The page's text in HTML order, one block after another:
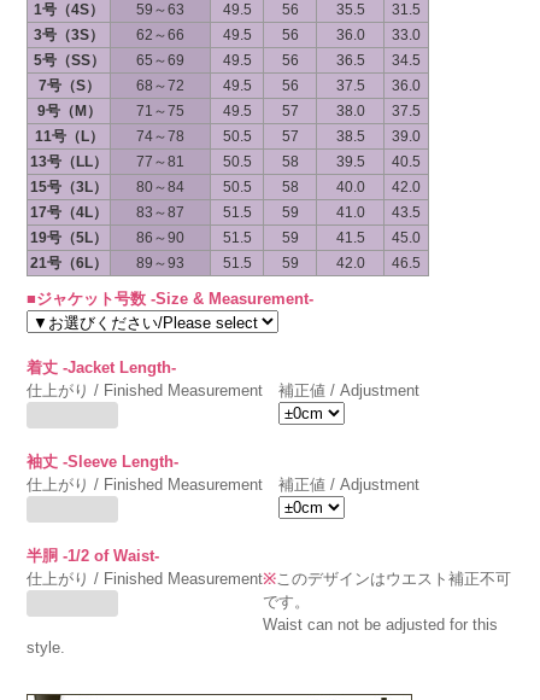
1号（4S） 59～63 49.5 56 35.5
31.5
3号（3S）
62～66 49.5 56 36.0
33.0
5号（SS）
65～69 49.5 56 36.5
34.5
7号（S）
68～72 49.5 56 37.5
36.0
9号（M）
71～75 49.5 57 38.0
37.5
11号（L）
74～78 50.5 57 38.5
39.0
13号（LL）
77～81 50.5 58 39.5
40.5
15号（3L）
80～84 50.5 58 40.0
42.0
17号（4L）
83～87 51.5 59 41.0
43.5
19号（5L）
86～90 51.5 59 41.5
45.0
21号（6L）
89～93 51.5 59 42.0 46.5
■ジャケット号数 -Size & Measurement-
着丈 -Jacket Length-
仕上がり / Finished Measurement
補正値 / Adjustment
袖丈 -Sleeve Length-
仕上がり / Finished Measurement
補正値 / Adjustment
半胴 -1/2 of Waist-
仕上がり / Finished Measurement※このデザインはウエスト補正不可
です。
Waist can not be adjusted for this
style.